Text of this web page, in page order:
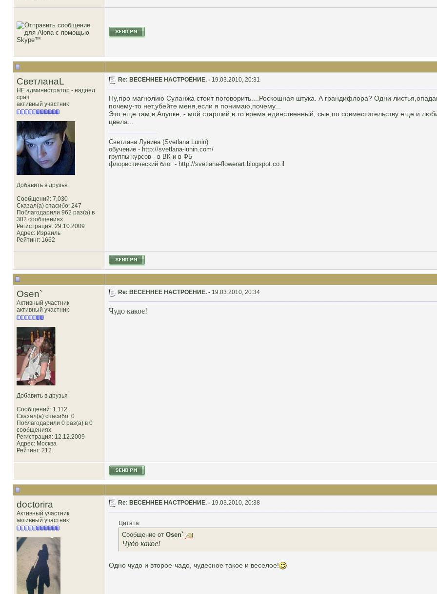
СветланаL
НЕ администратор - надоел
срач
активный участник
Добавить в друзья
Сообщений: 7,030
Сказал(а) спасибо: 247
Поблагодарили 962 раз(а) в
302 сообщениях
Регистрация: 29.10.2009
Адрес: Израиль
Рейтинг: 1662
Re: ВЕСЕННЕЕ НАСТРОЕНИЕ. - 19.03.2010, 20:31
Ну,про магнолию Суланжа стоит поговорить....Роскошная штука. А грандифлора? Одни
почему-то нет,убейте меня,если я понимаю,почему...
Это еще там,в Алупке, - мой старший,в то время единственный, сын,по совместительству еще и
цвела...
Светлана Лунина (Svetlana Lunin)
обучение - http://svetlana-lunin.com/
группы курсов - в ВК и в ФБ
флористический блог - http://svetlana-flowerart.blogspot.co.il
Osen`
Активный участник
активный участник
Добавить в друзья
Сообщений: 1,112
Сказал(а) спасибо: 0
Поблагодарили 0 раз(а) в 0
сообщениях
Регистрация: 12.12.2009
Адрес: Москва
Рейтинг: 212
Re: ВЕСЕННЕЕ НАСТРОЕНИЕ. - 19.03.2010, 20:34
Чудо какое!
doctorira
Активный участник
активный участник
Re: ВЕСЕННЕЕ НАСТРОЕНИЕ. - 19.03.2010, 20:38
Цитата:
Сообщение от Osen`
Чудо какое!
Одно чудо и второе-чадо, чудесное такое и веселое!